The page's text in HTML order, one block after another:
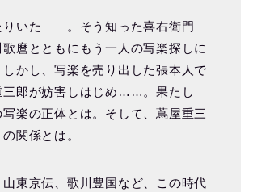
りいた――。そう知った喜右衛門
麿とともにもう一人の写楽探しに
かし、写楽を売り出した張本人で
三郎が妨害しはじめ……。果たし
楽の正体とは。そして、蔦屋重三
関係とは。
東京伝、歌川豊国など、この時代